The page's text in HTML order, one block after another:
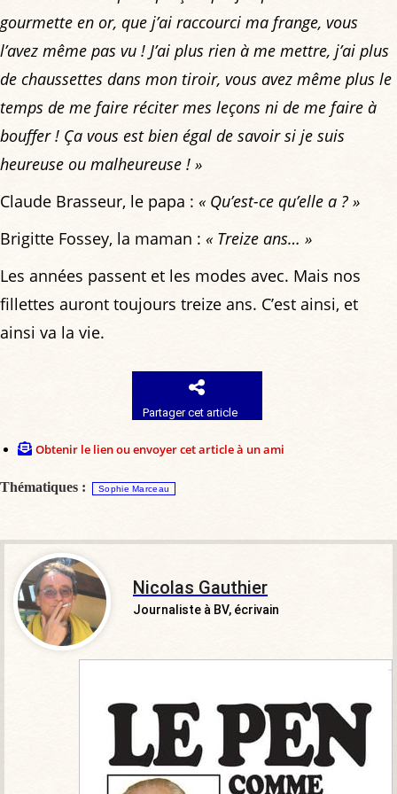
gourmette en or, que j’ai raccourci ma frange, vous
l’avez même pas vu ! J’ai plus rien à me mettre, j’ai plus
de chaussettes dans mon tiroir, vous avez même plus le
temps de me faire réciter mes leçons ni de me faire à
bouffer ! Ça vous est bien égal de savoir si je suis
heureuse ou malheureuse ! »
Claude Brasseur, le papa : « Qu’est-ce qu’elle a ? »
Brigitte Fossey, la maman : « Treize ans… »
Les années passent et les modes avec. Mais nos
fillettes auront toujours treize ans. C’est ainsi, et
ainsi va la vie.
Partager cet article
Obtenir le lien ou envoyer cet article à un ami
Thématiques : Sophie Marceau
Nicolas Gauthier
Journaliste à BV, écrivain